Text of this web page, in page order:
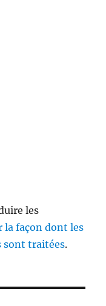
les
la façon dont les
sont traitées.